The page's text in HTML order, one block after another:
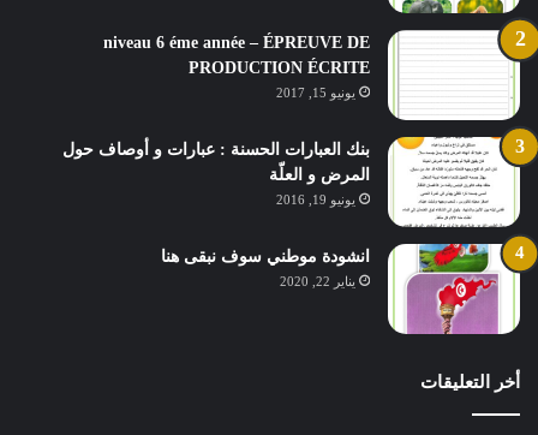
niveau 6 éme année – ÉPREUVE DE
PRODUCTION ÉCRITE
يونيو 15, 2017
بنك العبارات الحسنة : عبارات و أوصاف حول
المرض و العلّة
يونيو 19, 2016
انشودة موطني سوف نبقى هنا
يناير 22, 2020
أخر التعليقات